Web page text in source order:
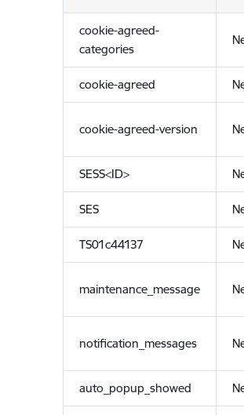
cookie-agreed-
categories
cookie-agreed
cookie-agreed-version
SESS<ID>
SES
TS01c44137
maintenance_message
notification_messages
auto_popup_showed